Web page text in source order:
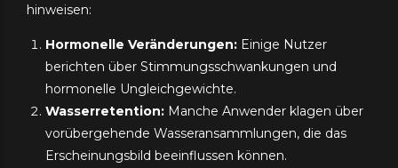
hinweisen:
Hormonelle Veränderungen: Einige Nutzer
berichten über Stimmungsschwankungen und
hormonelle Ungleichgewichte.
Wasserretention: Manche Anwender klagen über
vorübergehende Wasseransammlungen, die das
Erscheinungsbild beeinflussen können.